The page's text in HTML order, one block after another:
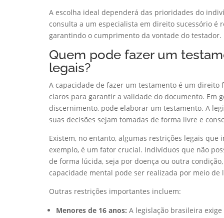
A escolha ideal dependerá das prioridades do
consulta a um especialista em direito sucessório é
garantindo o cumprimento da vontade do testador.
Quem pode fazer um
legais?
A capacidade de fazer um testamento é um
claros para garantir a validade do documento. Em
discernimento, pode elaborar um testamento. A
suas decisões sejam tomadas de forma livre e
Existem, no entanto, algumas restrições legais
exemplo, é um fator crucial. Indivíduos que não
de forma lúcida, seja por doença ou outra
capacidade mental pode ser realizada por meio
Outras restrições importantes incluem:
Menores de 16 anos: A legislação brasileira